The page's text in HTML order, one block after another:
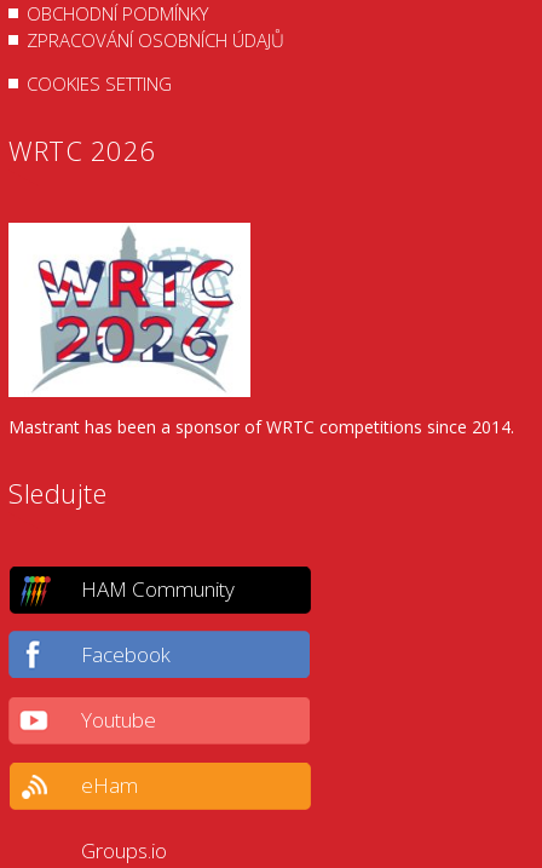
OBCHODNÍ PODMÍNKY
ZPRACOVÁNÍ OSOBNÍCH ÚDAJŮ
COOKIES SETTING
WRTC 2026
Mastrant has been a sponsor of WRTC competitions since 2014.
Sledujte
HAM Community
Facebook
Youtube
eHam
Groups.io